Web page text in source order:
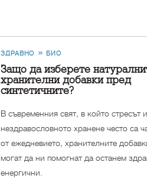
ЗДРАВНО БИО
Защо да изберете
хранителни добавки пред
синтетичните?
В съвременния свят, в който стресът и
нездравословното хранене често са
от ежедневието, хранителните
могат да ни помогнат да останем
енергични.